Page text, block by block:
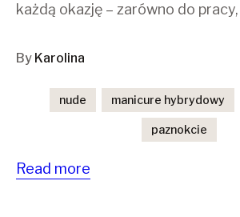
każdą okazję – zarówno do
By Karolina
nude manicure hybrydowy
paznokcie
Read more